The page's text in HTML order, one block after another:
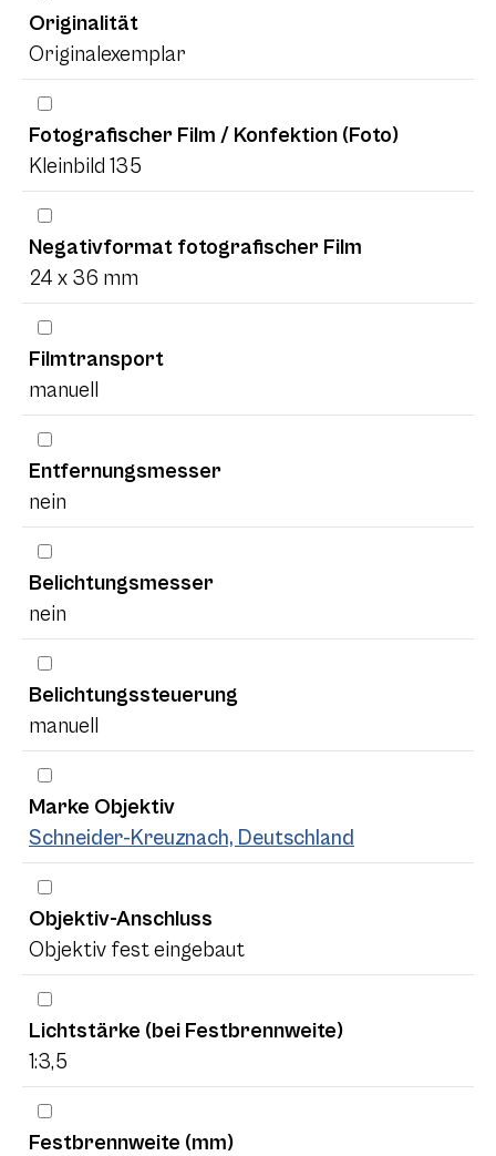
Originalität
Originalexemplar
Fotografischer Film / Konfektion (Foto)
Kleinbild 135
Negativformat fotografischer Film
24 x 36 mm
Filmtransport
manuell
Entfernungsmesser
nein
Belichtungsmesser
nein
Belichtungssteuerung
manuell
Marke Objektiv
Schneider-Kreuznach, Deutschland
Objektiv-Anschluss
Objektiv fest eingebaut
Lichtstärke (bei Festbrennweite)
1:3,5
Festbrennweite (mm)